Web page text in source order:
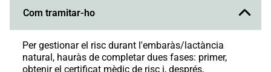
Com tramitar-ho
Per gestionar el risc durant l'embaràs/lactància
natural, hauràs de completar dues fases: primer,
obtenir el certificat mèdic de risc i, després,